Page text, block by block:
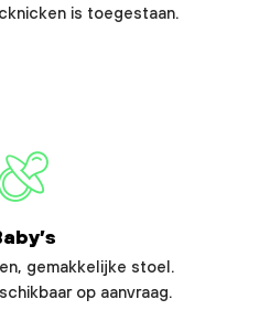
is toegestaan.
gemakkelijke stoel.
op aanvraag.